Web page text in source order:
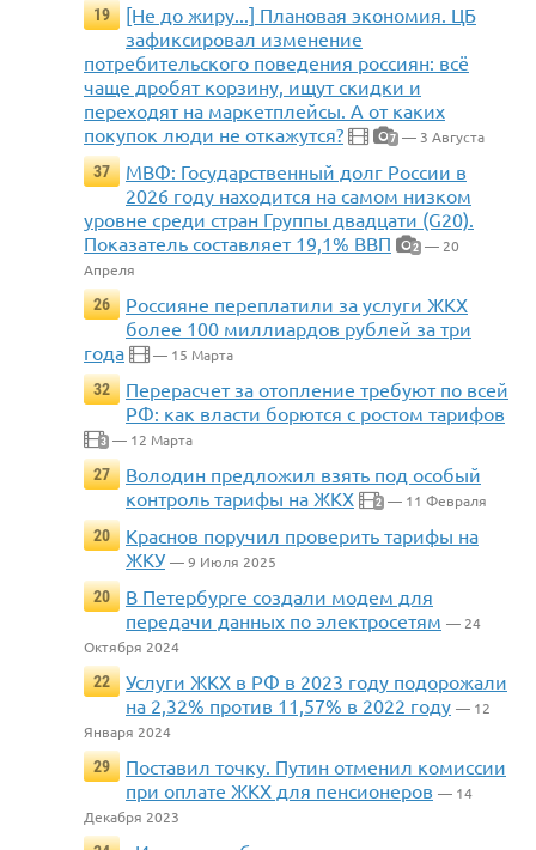
19
[Не до жиру...] Плановая экономия. ЦБ
зафиксировал изменение
потребительского поведения россиян: всё
чаще дробят корзину, ищут скидки и
переходят на маркетплейсы. А от каких
покупок люди не откажутся?
7 — 3 Августа
37
МВФ: Государственный долг России в
2026 году находится на самом низком
уровне среди стран Группы двадцати (G20).
Показатель составляет 19,1% ВВП
2 — 20
Апреля
26
Россияне переплатили за услуги ЖКХ
более 100 миллиардов рублей за три
года
— 15 Марта
32
Перерасчет за отопление требуют по всей
РФ: как власти борются с ростом тарифов
3 — 12 Марта
27
Володин предложил взять под особый
контроль тарифы на ЖКХ
2 — 11 Февраля
20
Краснов поручил проверить тарифы на
ЖКУ — 9 Июля 2025
20
В Петербурге создали модем для
передачи данных по электросетям — 24
Октября 2024
22
Услуги ЖКХ в РФ в 2023 году подорожали
на 2,32% против 11,57% в 2022 году — 12
Января 2024
29
Поставил точку. Путин отменил комиссии
при оплате ЖКХ для пенсионеров — 14
Декабря 2023